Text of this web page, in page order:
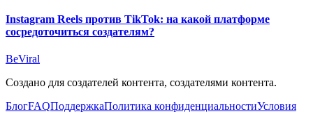
Instagram Reels против TikTok: на какой платформе
сосредоточиться создателям?
BeViral
Создано для создателей контента, создателями контента.
БлогFAQПоддержкаПолитика конфиденциальностиУсловия